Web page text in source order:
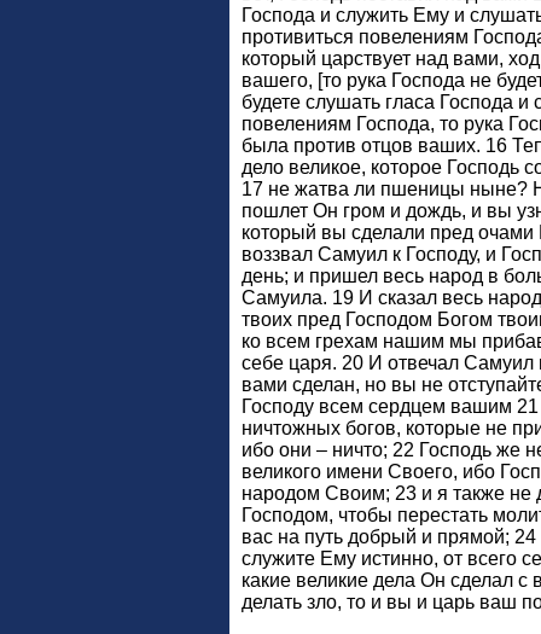
Господа и служить Ему и
противиться повелениям
который царствует над вами,
вашего, [то рука Господа не
будете слушать гласа Господа и
повелениям Господа, то рука
была против отцов ваших. 16
дело великое, которое Господь
17 не жатва ли пшеницы ныне?
пошлет Он гром и дождь, и вы
который вы сделали пред
воззвал Самуил к Господу, и
день; и пришел весь народ в
Самуила. 19 И сказал весь
твоих пред Господом Богом
ко всем грехам нашим мы
себе царя. 20 И отвечал Самуил
вами сделан, но вы не
Господу всем сердцем вашим
ничтожных богов, которые не
ибо они – ничто; 22 Господь же
великого имени Своего, ибо
народом Своим; 23 и я также не
Господом, чтобы перестать
вас на путь добрый и прямой; 24
служите Ему истинно, от всего
какие великие дела Он сделал
делать зло, то и вы и царь ваш